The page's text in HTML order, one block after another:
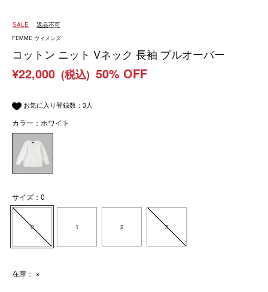
SALE 返品不可
FEMME ウィメンズ
コットン ニット Vネック 長袖 プルオーバー
¥22,000 (税込) 50% OFF
お気に入り登録数： 3人
カラー：ホワイト
サイズ：0
0 1 2 3
在庫： ×